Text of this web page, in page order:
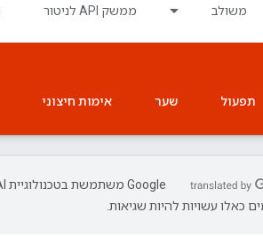
משולב ממשק API לניטור
תפעול שער אימות חיצוני
כאלו עשויות להיות שגיאות.